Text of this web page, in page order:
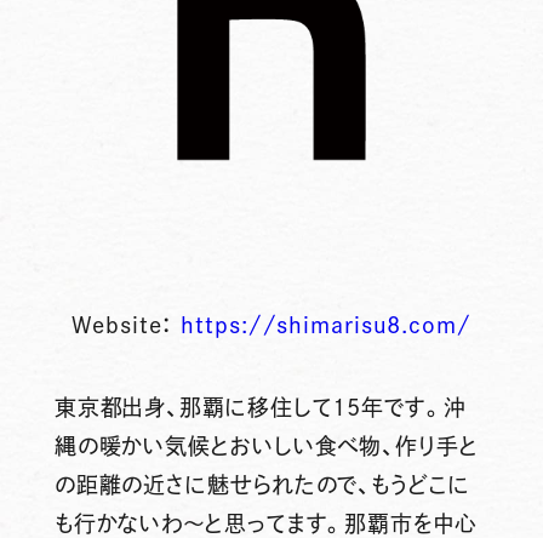
Website： https://shimarisu8.com/
東京都出身、那覇に移住して15年です。沖
縄の暖かい気候とおいしい食べ物、作り手と
の距離の近さに魅せられたので、もうどこに
も行かないわ～と思ってます。那覇市を中心